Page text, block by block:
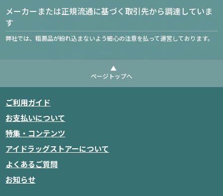
メーカーまたは正規流通に基づく取引先から調達していま
す
弊社では、粗悪品が紛れ込まないよう細心の注意を払って運営しております。
ページトップへ
ご利用ガイド
お支払いについて
特集・コンテンツ
アイドラッグストアーについて
よくあるご質問
お知らせ